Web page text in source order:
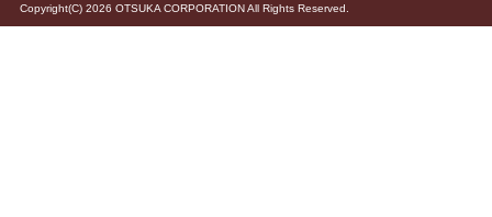
Copyright(C) 2026 OTSUKA CORPORATION All Rights Reserved.